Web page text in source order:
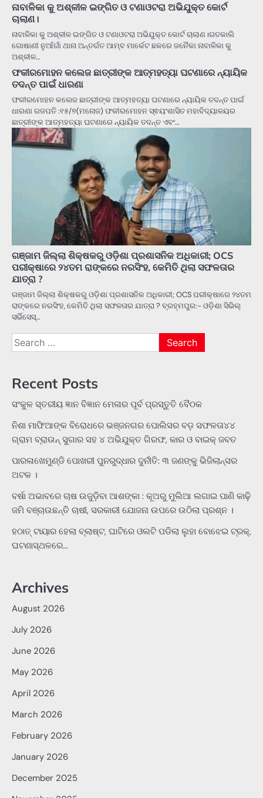
ନାବାଳିକା କୁ ଅଶ୍ଳୀଳ ଇଙ୍ଗିତ ଓ ଟଣାଓଟରା ଅଭିଯୁକ୍ତ କୋର୍ଟ
ଚାଲାଣ।
ନାବାଳିକା କୁ ଅଶ୍ଳୀଳ ଇଙ୍ଗିତ ଓ ଟଣାଓଟରା ଅଭିଯୁକ୍ତ କୋର୍ଟ ଚାଲାଣ।ଗତକାଲି
ଗୋଷାଣୀ ନୁଆଁଗାଁ ଥାନା ଅନ୍ତର୍ଗତ ଆମ୍ବ ମାର୍କେଟ ଛକରେ ଜନୈକା ନାବାଳିକା କୁ
ଅଶ୍ଳୀଳ…
ଫକୀରମୋହନ କଲେଜ ଛାତ୍ରୀଙ୍କ ଆତ୍ମହତ୍ୟା ଘଟଣାରେ ନ୍ୟାୟିକ
ତଦନ୍ତ ପାଇଁ ଧାରଣା
ଫକୀରମୋହନ କଲେଜ ଛାତ୍ରୀଙ୍କ ଆତ୍ମହତ୍ୟା ଘଟଣାରେ ନ୍ୟାୟିକ ତଦନ୍ତ ପାଇଁ
ଧାରଣା ଗଜପତି :୧୫/୭(ମନୋଜ) ଫକୀରମୋହନ ସ୍ଵୟଂଶାସିତ ମହାବିଦ୍ୟାଳୟର
ଛାତ୍ରୀଙ୍କ ଆତ୍ମହତ୍ୟା ଘଟଣାରେ ନ୍ୟାୟିକ ତଦନ୍ତ ଏବଂ…
ଗଞ୍ଜାମ ଜିଲ୍ଲା ଶିକ୍ଷକରୁ ଓଡ଼ିଶା ପ୍ରଶାସନିକ ଅଧିକାରୀ; OCS
ପରୀକ୍ଷାରେ ୨୪ତମ ରାଙ୍କରେ ନରସିଂହ, କେମିତି ଥିଲା ସଫଳତାର
ଯାତ୍ରା ?
ଗଞ୍ଜାମ ଜିଲ୍ଲା ଶିକ୍ଷକରୁ ଓଡ଼ିଶା ପ୍ରଶାସନିକ ଅଧିକାରୀ; OCS ପରୀକ୍ଷାରେ ୨୪ତମ
ରାଙ୍କରେ ନରସିଂହ, କେମିତି ଥିଲା ସଫଳତାର ଯାତ୍ରା ? ବ୍ରହ୍ମପୁର:- ଓଡ଼ିଶା ସିଭିଲ୍
ସର୍ଭିସେସ୍…
Search
for:
Recent Posts
ସଂକୁଳ ସ୍ତରୀୟ ଜ୍ଞାନ ବିଜ୍ଞାନ ମେଳାର ପୂର୍ବ ପ୍ରସ୍ତୁତି ବୈଠକ
ନିଶା ମାଫିଆଙ୍କ ବିରୋଧରେ ଭଞ୍ଜନଗର ପୋଲିସର ବଡ଼ ସଫଳତା୪୪
ଗ୍ରାମ ବ୍ରାଉନ୍ ସୁଗାର ସହ ୪ ଅଭିଯୁକ୍ତ ଗିରଫ, କାର ଓ ବାଇକ୍ ଜବତ
ପାରଳାଖେମୁଣ୍ଡି ପୋଖରୀ ପୁନରୁଦ୍ଧାର ଦୁର୍ନୀତି: ୩ ଜଣଙ୍କୁ ଭିଜିଲାନ୍ସର
ଅଟକ ।
ବର୍ଷା ଅଭାବରେ ଚାଷ ଉଜୁଡ଼ିବା ଆଶଙ୍କା : କୂଅରୁ ମୁଲିଆ ଲଗାଇ ପାଣି କାଢ଼ି
ଜମି ବଞ୍ଚାଉଛନ୍ତି ଚାଷୀ, ସରକାରୀ ଯୋଜନା ଉପରେ ଉଠିଲା ପ୍ରଶ୍ନ ।
ହଠାତ୍‌ ଟାୟାର ହେଲା ବ୍ଲାଷ୍ଟ, ଘାଟିରେ ଓଲଟି ପଡିଲା ଲୁହା ବୋଝେଇ ଟ୍ରକ୍‌,
ଘଟଣାସ୍ଥଳରେ…
Archives
August 2026
July 2026
June 2026
May 2026
April 2026
March 2026
February 2026
January 2026
December 2025